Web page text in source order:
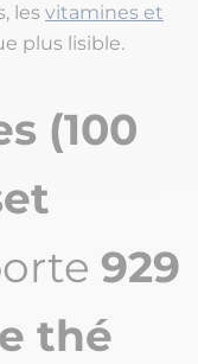
les vitamines et
plus lisible.
(100
929
thé